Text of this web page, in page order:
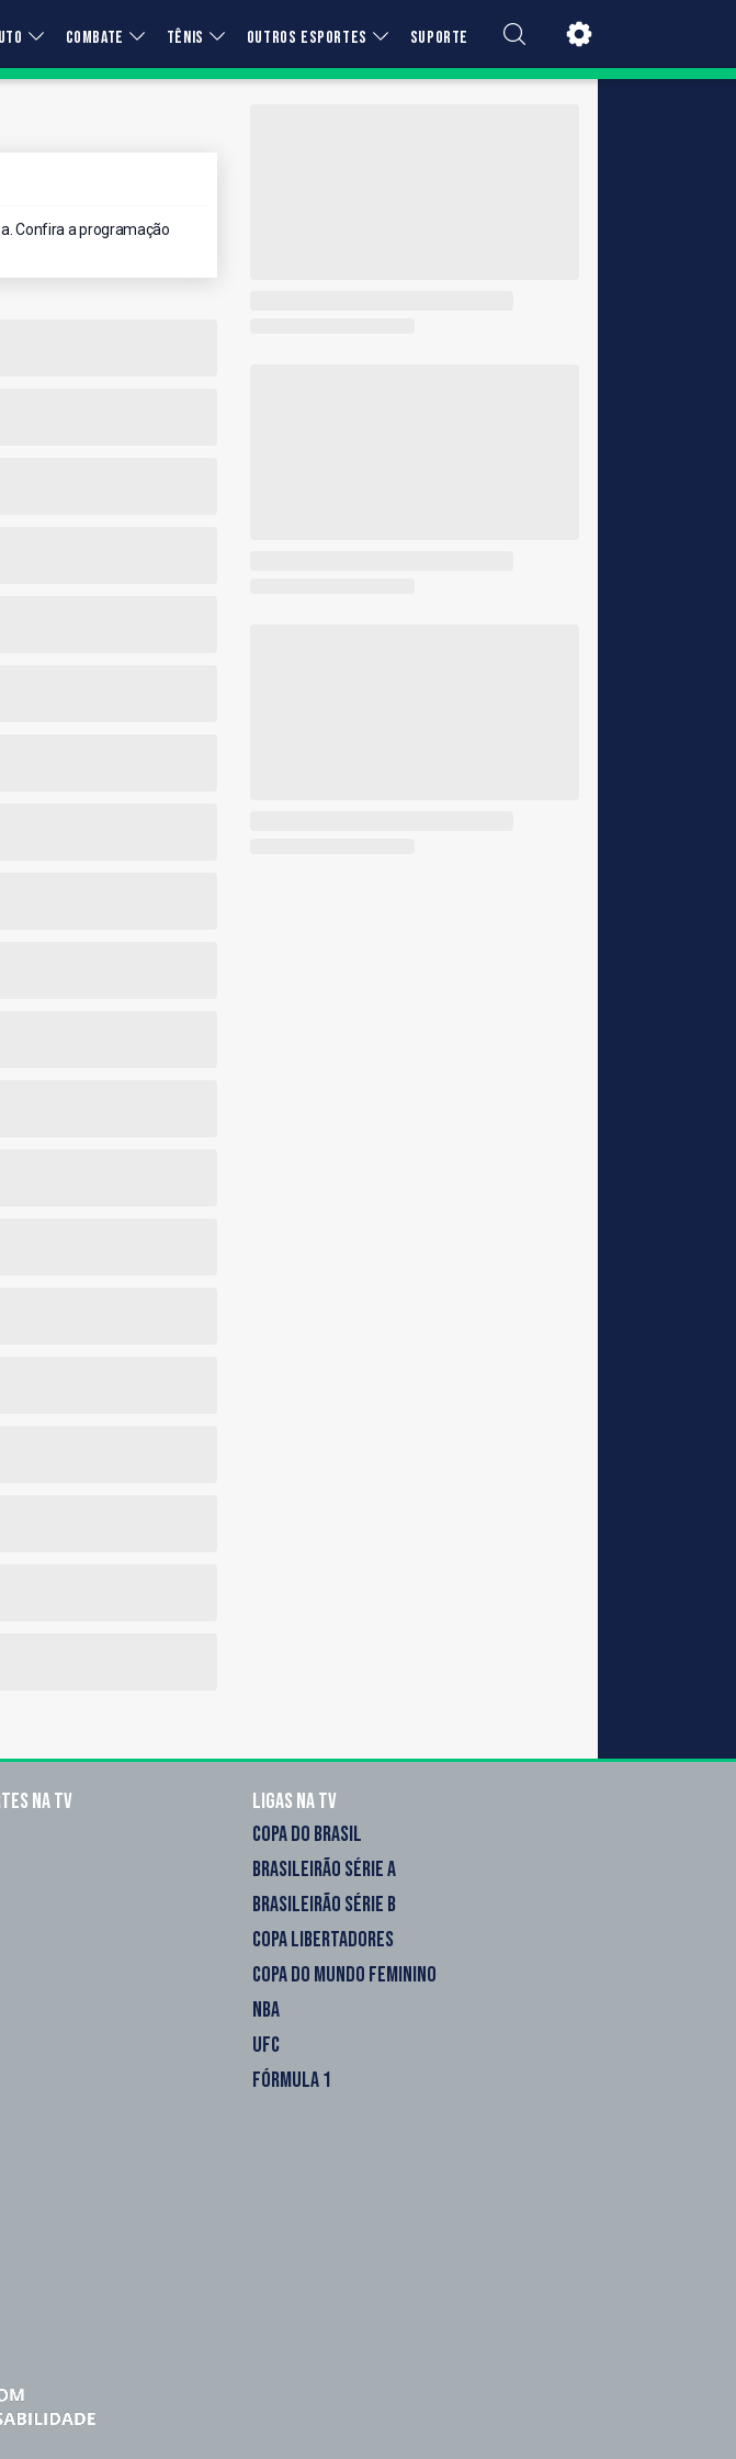
COMBATE TÊNIS OUTROS ESPORTES SUPORTE
Confira a programação
na TV
Ligas na TV
COPA DO BRASIL
BRASILEIRÃO SÉRIE A
BRASILEIRÃO SÉRIE B
COPA LIBERTADORES
COPA DO MUNDO FEMININO
NBA
UFC
FÓRMULA 1